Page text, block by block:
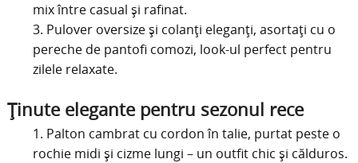
mix între casual și rafinat.
Pulover oversize și colanți eleganți, asortați cu o
pereche de pantofi comozi, look-ul perfect pentru
zilele relaxate.
Ținute elegante pentru sezonul rece
Palton cambrat cu cordon în talie, purtat peste o
rochie midi și cizme lungi – un outfit chic și călduros.